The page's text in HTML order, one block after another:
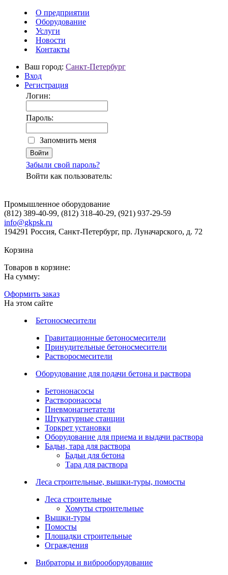
О предприятии
Оборудование
Услуги
Новости
Контакты
Ваш город: Санкт-Петербург
Вход
Регистрация
Логин:
Пароль:
Запомнить меня
Забыли свой пароль?
Войти как пользователь:
Промышленное оборудование
(812) 389-40-99, (812) 318-40-29, (921) 937-29-59
info@gkpsk.ru
194291 Россия, Санкт-Петербург, пр. Луначарского, д. 72
Корзина
Товаров в корзине:
На сумму:
Оформить заказ
На этом сайте
Бетоносмесители
Гравитационные бетоносмесители
Принудительные бетоносмесители
Растворосмесители
Оборудование для подачи бетона и раствора
Бетононасосы
Растворонасосы
Пневмонагнетатели
Штукатурные станции
Торкрет установки
Оборудование для приема и выдачи раствора
Бадьи, тара для раствора
Бадьи для бетона
Тара для раствора
Леса строительные, вышки-туры, помосты
Леса строительные
Хомуты строительные
Вышки-туры
Помосты
Площадки строительные
Ограждения
Вибраторы и виброоборудование